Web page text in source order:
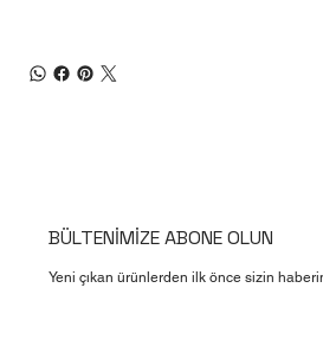
BÜLTENİMİZE ABONE OLUN
Yeni çıkan ürünlerden ilk önce sizin